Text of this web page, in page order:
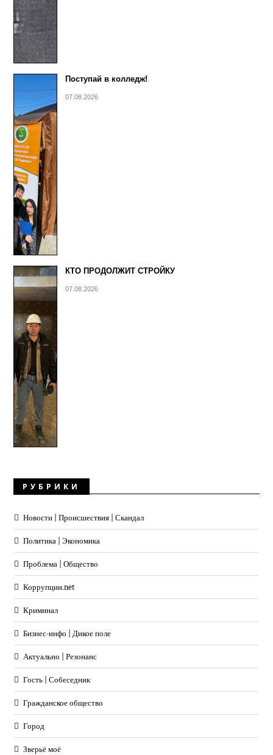
Поступай в колледж!
07.08.2026
КТО ПРОДОЛЖИТ СТРОЙКУ
07.08.2026
РУБРИКИ
Новости | Происшествия | Скандал
Политика | Экономика
Проблема | Общество
Коррупции.net
Криминал
Бизнес-инфо | Дикое поле
Актуально | Резонанс
Гость | Собеседник
Гражданское общество
Город
Зверьё моё